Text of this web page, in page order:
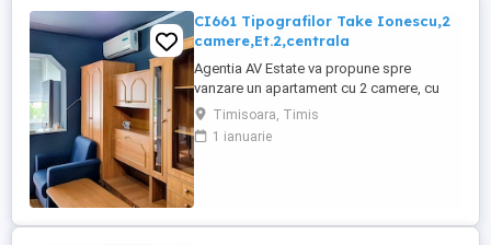
CI661 Tipografilor Take Ionescu,2
camere,Et.2,centrala
Agentia AV Estate va propune spre
vanzare un apartament cu 2 camere, cu
suprafata utila de 40 mp, situat la Etajul 2
din 4,in zona Tipografilor,linga Take
Ionescu,aproape de Vivalia,Isho si
Este ...
Timisoara, Timis
1 ianuarie